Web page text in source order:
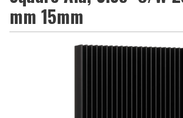
mm 15mm